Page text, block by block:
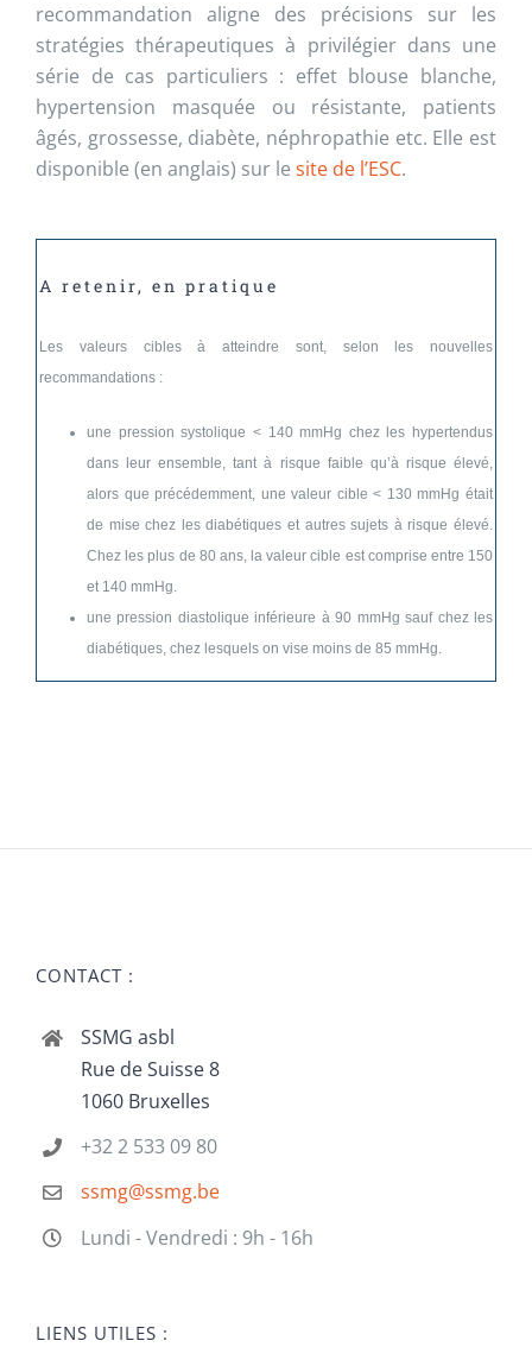
recommandation aligne des précisions sur les
stratégies thérapeutiques à privilégier dans une
série de cas particuliers : effet blouse blanche,
hypertension masquée ou résistante, patients
âgés, grossesse, diabète, néphropathie etc. Elle est
disponible (en anglais) sur le site de l’ESC.
A retenir, en pratique
Les valeurs cibles à atteindre sont, selon les nouvelles
recommandations :
une pression systolique < 140 mmHg chez les hypertendus
dans leur ensemble, tant à risque faible qu’à risque élevé,
alors que précédemment, une valeur cible < 130 mmHg était
de mise chez les diabétiques et autres sujets à risque élevé.
Chez les plus de 80 ans, la valeur cible est comprise entre 150
et 140 mmHg.
une pression diastolique inférieure à 90 mmHg sauf chez les
diabétiques, chez lesquels on vise moins de 85 mmHg.
CONTACT :
SSMG asbl
Rue de Suisse 8
1060 Bruxelles
+32 2 533 09 80
ssmg@ssmg.be
Lundi - Vendredi : 9h - 16h
LIENS UTILES :